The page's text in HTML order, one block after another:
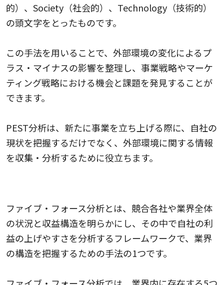
的）、Society（社会的）、Technology（技術的）
の頭文字をとったものです。
この手法を用いることで、外部環境の変化によるプ
ラス・マイナスの影響を整理し、事業戦略やマーケ
ティング戦略における機会と課題を発見することが
できます。
PEST分析は、新たに事業を立ち上げる際に、自社の
現状を把握するだけでなく、外部環境に関する情報
を収集・分析するために役立ちます。
ファイブ・フォース分析とは、競合各社や業界全体
の状況と収益構造を明らかにし、その中で自社の利
益の上げやすさを分析するフレームワークで、業界
の構造を把握するための手法の1つです。